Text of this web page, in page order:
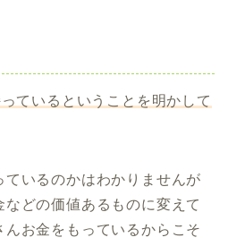
ているということを明かして
いるのかはわかりませんが
どの価値あるものに変えて
お金をもっているからこそ